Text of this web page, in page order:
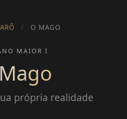
/ O MAGO
MAIOR I
própria realidade